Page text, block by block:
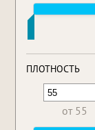
ПЛОТНОСТЬ
от 55